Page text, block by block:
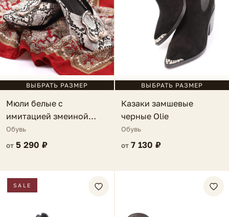
ВЫБРАТЬ РАЗМЕР
Мюли белые с
имитацией змеиной
кожи Maella
Обувь
от 5 290 ₽
ВЫБРАТЬ РАЗМЕР
Казаки замшевые
черные Olie
Обувь
от 7 130 ₽
SALE